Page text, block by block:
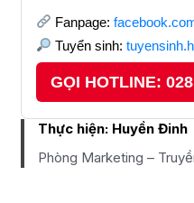
Fanpage:
Tuyển sinh:
GỌI HOTLINE:
Thực hiện: Huyền Đinh
Phòng Marketing –